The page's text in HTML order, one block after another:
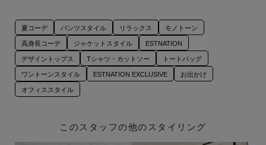
夏コーデ パンツスタイル リラックス モノトーン
高身長コーデ ジャケットスタイル ESTNATION
デザイントップス Tシャツ・カットソー トートバッグ
ワントーンスタイル ESTNATION EXCLUSIVE お出かけ
オフィススタイル
このスタッフの他のスタイリング